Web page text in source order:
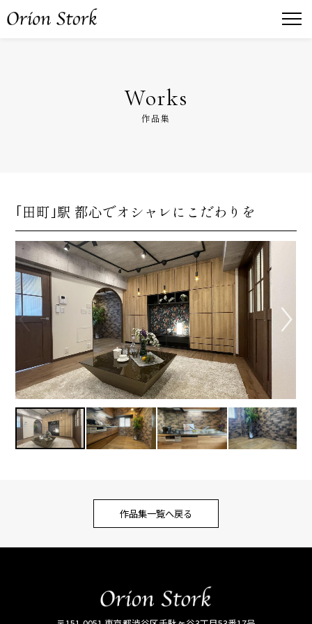
Works
作品集
｢田町｣駅 都心でオシャレにこだわりを
作品集一覧へ戻る